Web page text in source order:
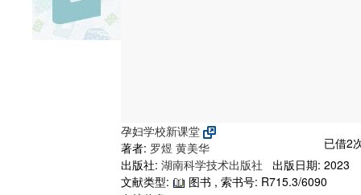
孕妇学校新课堂
已借2
著者: 罗煜 黄美华
出版社: 湖南科学技术出版社
出版日期: 2023
文献类型:
图书 , 索书号: R715.3/6090